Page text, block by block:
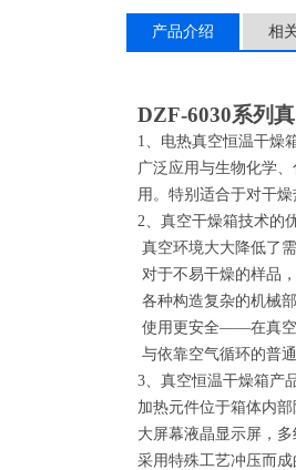
产品介绍 相
DZF-6030系列
1、电热真空恒温干燥
广泛应用与生物化学
用。特别适合于对干
2、 真空干燥箱技术的
真空环境大大降低了
对于不易干燥的样品
各种构造复杂的机械
使用更安全――在真空
与依靠空气循环的普
3、真空恒温干燥箱产
加热元件位于箱体内
大屏幕液晶显示屏，
采用特殊工艺冲压而